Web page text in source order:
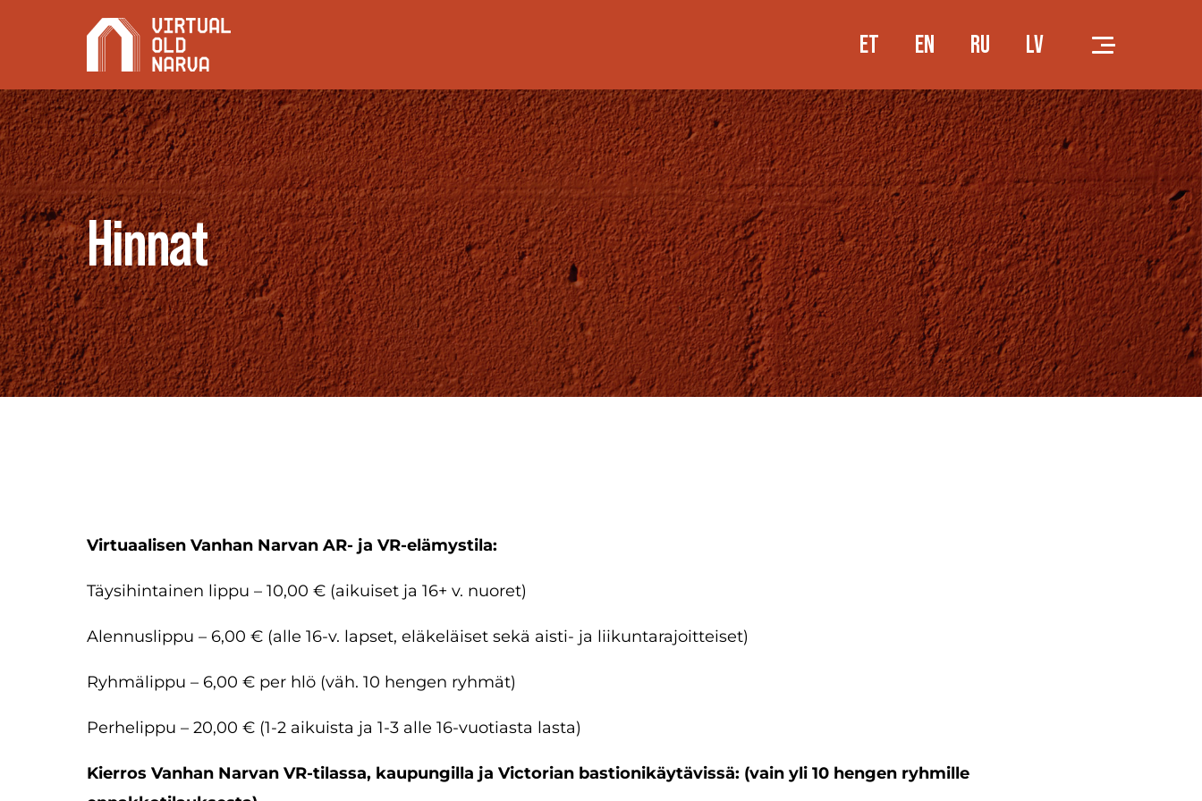
ET EN RU LV
Hinnat
Virtuaalisen Vanhan Narvan AR- ja VR-elämystila:
Täysihintainen lippu – 10,00 € (aikuiset ja 16+ v. nuoret)
Alennuslippu – 6,00 € (alle 16-v. lapset, eläkeläiset sekä aisti- ja liikuntarajoitteiset)
Ryhmälippu – 6,00 € per hlö (väh. 10 hengen ryhmät)
Perhelippu – 20,00 € (1-2 aikuista ja 1-3 alle 16-vuotiasta lasta)
Kierros Vanhan Narvan VR-tilassa, kaupungilla ja Victorian bastionikäytävissä: (vain yli 10 hengen ryhmille